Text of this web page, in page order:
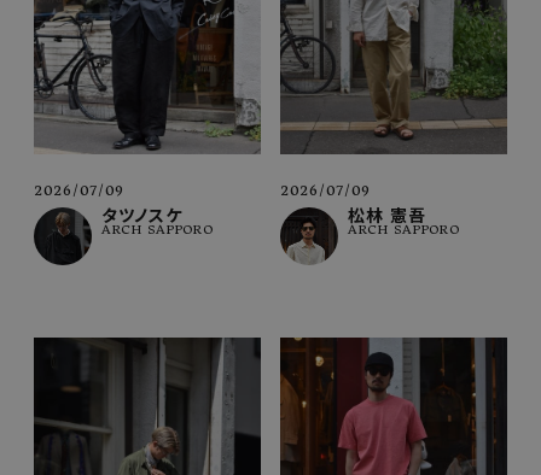
2026/07/09
タツノスケ
ARCH SAPPORO
2026/07/09
松林 憲吾
ARCH SAPPORO